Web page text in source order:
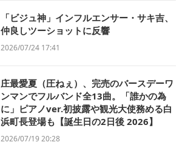
「ビジュ神」インフルエンサー・サキ吉、
仲良しツーショットに反響
2026/07/24 17:41
庄最愛夏（圧ねぇ）、完売のバースデーワ
ンマンでフルバンド全13曲。「誰かの為
に」ピアノver.初披露や観光大使務める白
浜町長登場も【誕生日の2日後 2026】
2026/07/19 20:28